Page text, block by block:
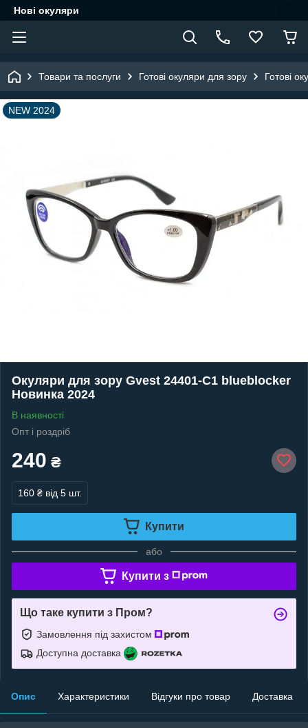
Нові окуляри
Товари та послуги Готові окуляри для зору Готові
NEW 2024
Окуляри для зору Gvest 24401-C1 blueblocker
Новинка 2024
В наявності
Опт і роздріб
240 ₴
160 ₴ від 5 шт.
Купити
або
Купити з
Що таке купити з Пром?
Замовлення під захистом
Доступна доставка
Опис Характеристики Відгуки про товар Доставка